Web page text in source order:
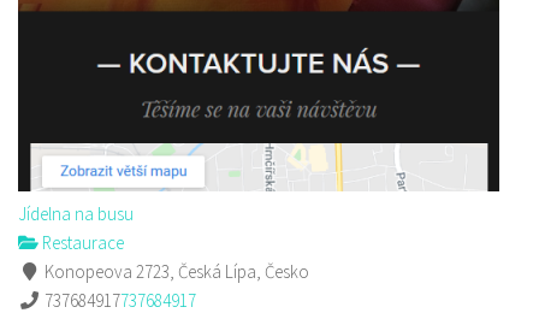
Jídelna na busu
Restaurace
Konopeova 2723, Česká Lípa, Česko
737684917737684917